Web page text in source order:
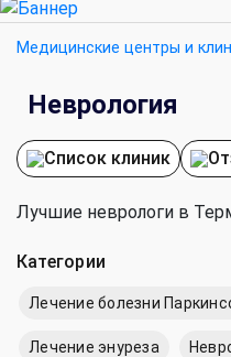
Медицинские центры и
Неврология
Список клиник
Лучшие неврологи в
Категории
Лечение болезни
Лечение энуреза